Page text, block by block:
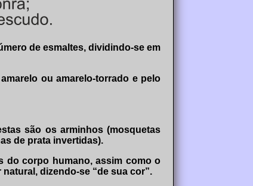
de esmaltes, dividindo-se em
ou amarelo-torrado e pelo
são os arminhos (mosquetas
de prata invertidas).
do corpo humano, assim como o
dizendo-se “de sua cor”.